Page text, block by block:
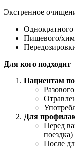
Экстренное
Однократного
Пищевого/
Для кого подходит
Пациентам
Для
Перед
поездка)
После